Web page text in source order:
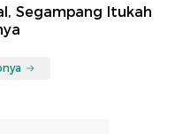
Segampang Itukah